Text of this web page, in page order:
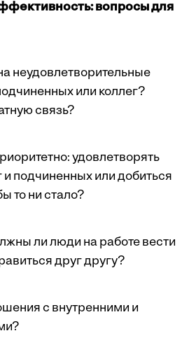
вопросы для
неудовлетворительные
или коллег?
связь?
удовлетворять
и подчиненных или добиться
то ни стало?
ли люди на работе вести
друг другу?
с внутренними и